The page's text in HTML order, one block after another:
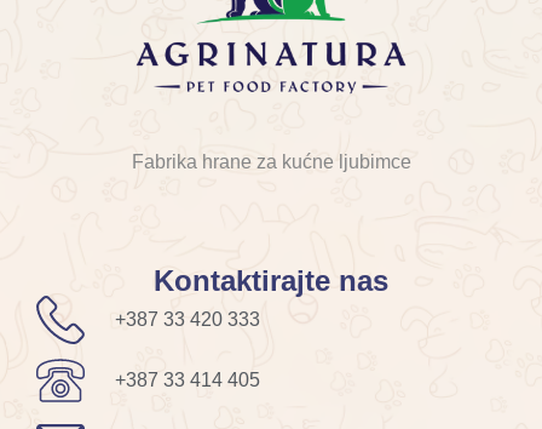
Fabrika hrane za kućne ljubimce
Kontaktirajte nas
+387 33 420 333
+387 33 414 405